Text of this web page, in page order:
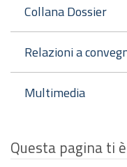
Collana Dossier
Relazioni a
Multimedia
Questa pagina ti